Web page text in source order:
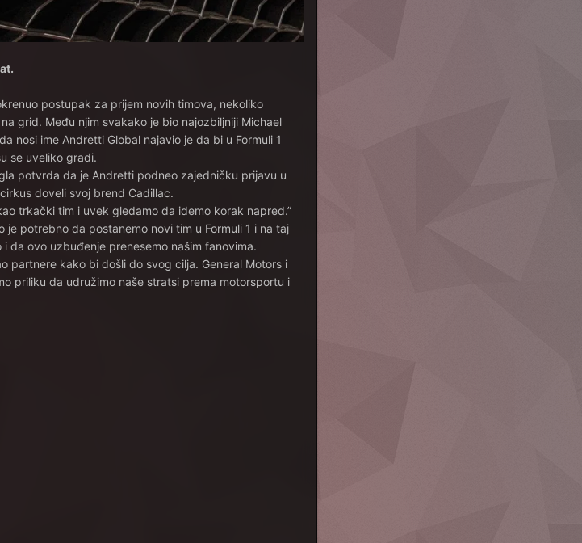
postupak za prijem novih timova, nekoliko
grid. Među njim svakako je bio najozbiljniji Michael
nosi ime Andretti Global najavio je da bi u Formuli 1
se uveliko gradi.
potvrda da je Andretti podneo zajedničku prijavu u
doveli svoj brend Cadillac.
trkački tim i uvek gledamo da idemo korak napred.”
potrebno da postanemo novi tim u Formuli 1 i na taj
da ovo uzbuđenje prenesemo našim fanovima.
partnere kako bi došli do svog cilja. General Motors i
priliku da udružimo naše stratsi prema motorsportu i